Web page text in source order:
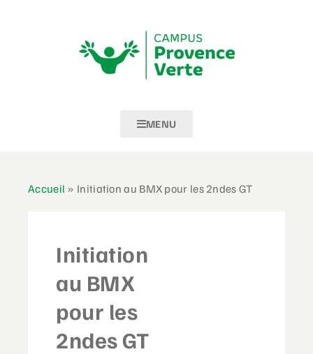
MENU
Accueil » Initiation au BMX pour les 2ndes GT
Initiation
au BMX
pour les
2ndes GT